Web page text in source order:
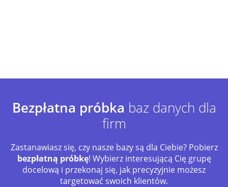
Bezpłatna próbka baz danych dla
firm
Zastanawiasz się, czy nasze bazy są dla Ciebie? Pobierz
bezpłatną próbkę! Wybierz interesującą Cię grupę
docelową i przekonaj się, jak precyzyjnie możesz
targetować swoich klientów.